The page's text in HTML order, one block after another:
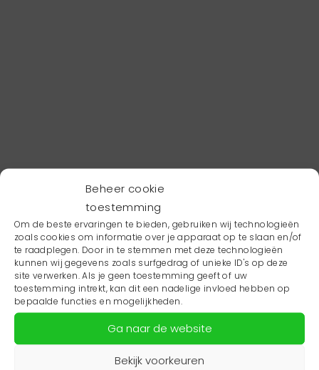
Beheer cookie
toestemming
Om de beste ervaringen te bieden, gebruiken wij technologieën
zoals cookies om informatie over je apparaat op te slaan en/of
te raadplegen. Door in te stemmen met deze technologieën
kunnen wij gegevens zoals surfgedrag of unieke ID's op deze
site verwerken. Als je geen toestemming geeft of uw
toestemming intrekt, kan dit een nadelige invloed hebben op
bepaalde functies en mogelijkheden.
Ga naar de website
Bekijk voorkeuren
Wil je niets missen?
Wil je op de hoogte blijven van het laatste
zorgnieuws in jouw regio? Schrijf je dan in voor
onze nieuwsbrief.